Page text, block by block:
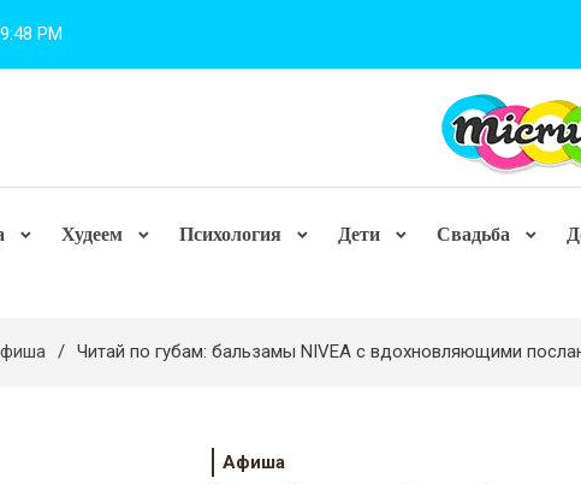
PM
Худеем Психология Дети Свадьба
Читай по губам: бальзамы NIVEA с вдохновляющими
Афиша